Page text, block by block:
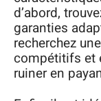
d’abord,
garanties
recherchez
compétitifs et
ruiner en